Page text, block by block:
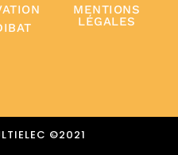
MENTIONS
LÉGALES
©️2021